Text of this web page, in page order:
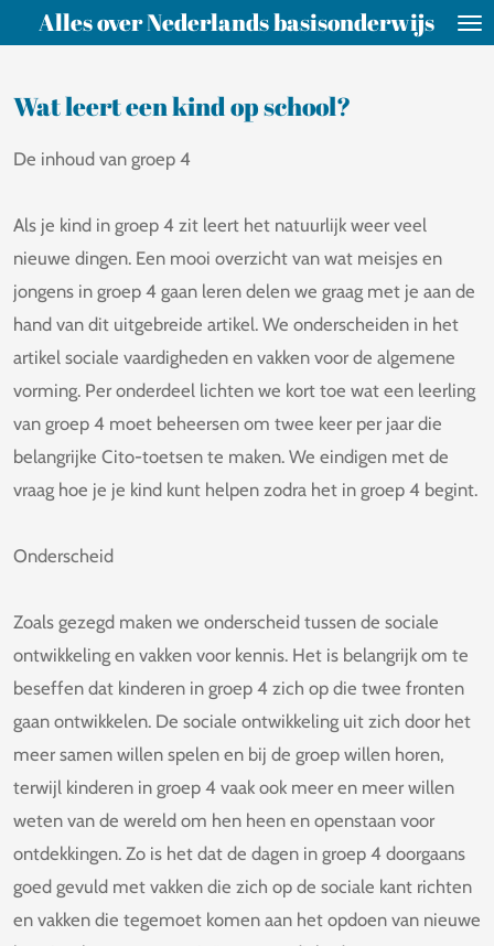
hoofdinhoud
Alles over Nederlands basisonderwijs
Wat leert een kind op school?
De inhoud van groep 4
Als je kind in groep 4 zit leert het natuurlijk weer veel
nieuwe dingen. Een mooi overzicht van wat meisjes en
jongens in groep 4 gaan leren delen we graag met je aan de
hand van dit uitgebreide artikel. We onderscheiden in het
artikel sociale vaardigheden en vakken voor de algemene
vorming. Per onderdeel lichten we kort toe wat een leerling
van groep 4 moet beheersen om twee keer per jaar die
belangrijke Cito-toetsen te maken. We eindigen met de
vraag hoe je je kind kunt helpen zodra het in groep 4 begint.
Onderscheid
Zoals gezegd maken we onderscheid tussen de sociale
ontwikkeling en vakken voor kennis. Het is belangrijk om te
beseffen dat kinderen in groep 4 zich op die twee fronten
gaan ontwikkelen. De sociale ontwikkeling uit zich door het
meer samen willen spelen en bij de groep willen horen,
terwijl kinderen in groep 4 vaak ook meer en meer willen
weten van de wereld om hen heen en openstaan voor
ontdekkingen. Zo is het dat de dagen in groep 4 doorgaans
goed gevuld met vakken die zich op de sociale kant richten
en vakken die tegemoet komen aan het opdoen van nieuwe